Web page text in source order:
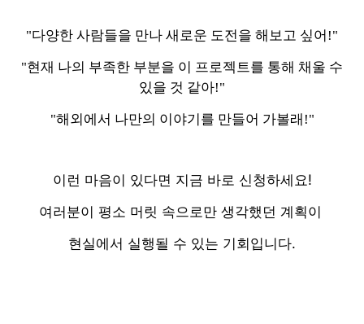
"다양한 사람들을 만나 새로운 도전을 해보고 싶어!"
"현재 나의 부족한 부분을 이 프로젝트를 통해 채울 수
있을 것 같아!"
"해외에서 나만의 이야기를 만들어 가볼래!"
이런 마음이 있다면 지금 바로 신청하세요!
여러분이 평소 머릿 속으로만 생각했던 계획이
현실에서 실행될 수 있는 기회입니다.